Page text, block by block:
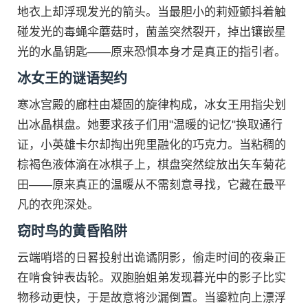
地衣上却浮现发光的箭头。当最胆小的莉娅颤抖着触
碰发光的毒蝇伞蘑菇时，菌盖突然裂开，掉出镶嵌星
光的水晶钥匙——原来恐惧本身才是真正的指引者。
冰女王的谜语契约
寒冰宫殿的廊柱由凝固的旋律构成，冰女王用指尖划
出冰晶棋盘。她要求孩子们用"温暖的记忆"换取通行
证，小英雄卡尔却掏出兜里融化的巧克力。当粘稠的
棕褐色液体滴在冰棋子上，棋盘突然绽放出矢车菊花
田——原来真正的温暖从不需刻意寻找，它藏在最平
凡的衣兜深处。
窃时鸟的黄昏陷阱
云端哨塔的日晷投射出诡谲阴影，偷走时间的夜枭正
在啃食钟表齿轮。双胞胎姐弟发现暮光中的影子比实
物移动更快，于是故意将沙漏倒置。当鎏粒向上漂浮